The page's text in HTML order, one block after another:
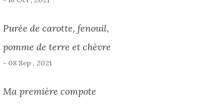
Purée de carotte, fenouil,
pomme de terre et chèvre
- 08 Sep , 2021
Ma première compote